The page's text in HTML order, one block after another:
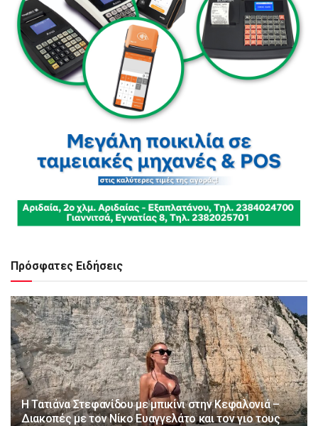
Πρόσφατες Ειδήσεις
Η Τατιάνα Στεφανίδου με μπικίνι στην Κεφαλονιά –
Διακοπές με τον Νίκο Ευαγγελάτο και τον γιο τους